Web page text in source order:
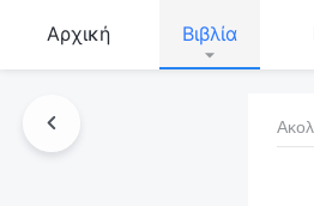
Αρχική Βιβλία